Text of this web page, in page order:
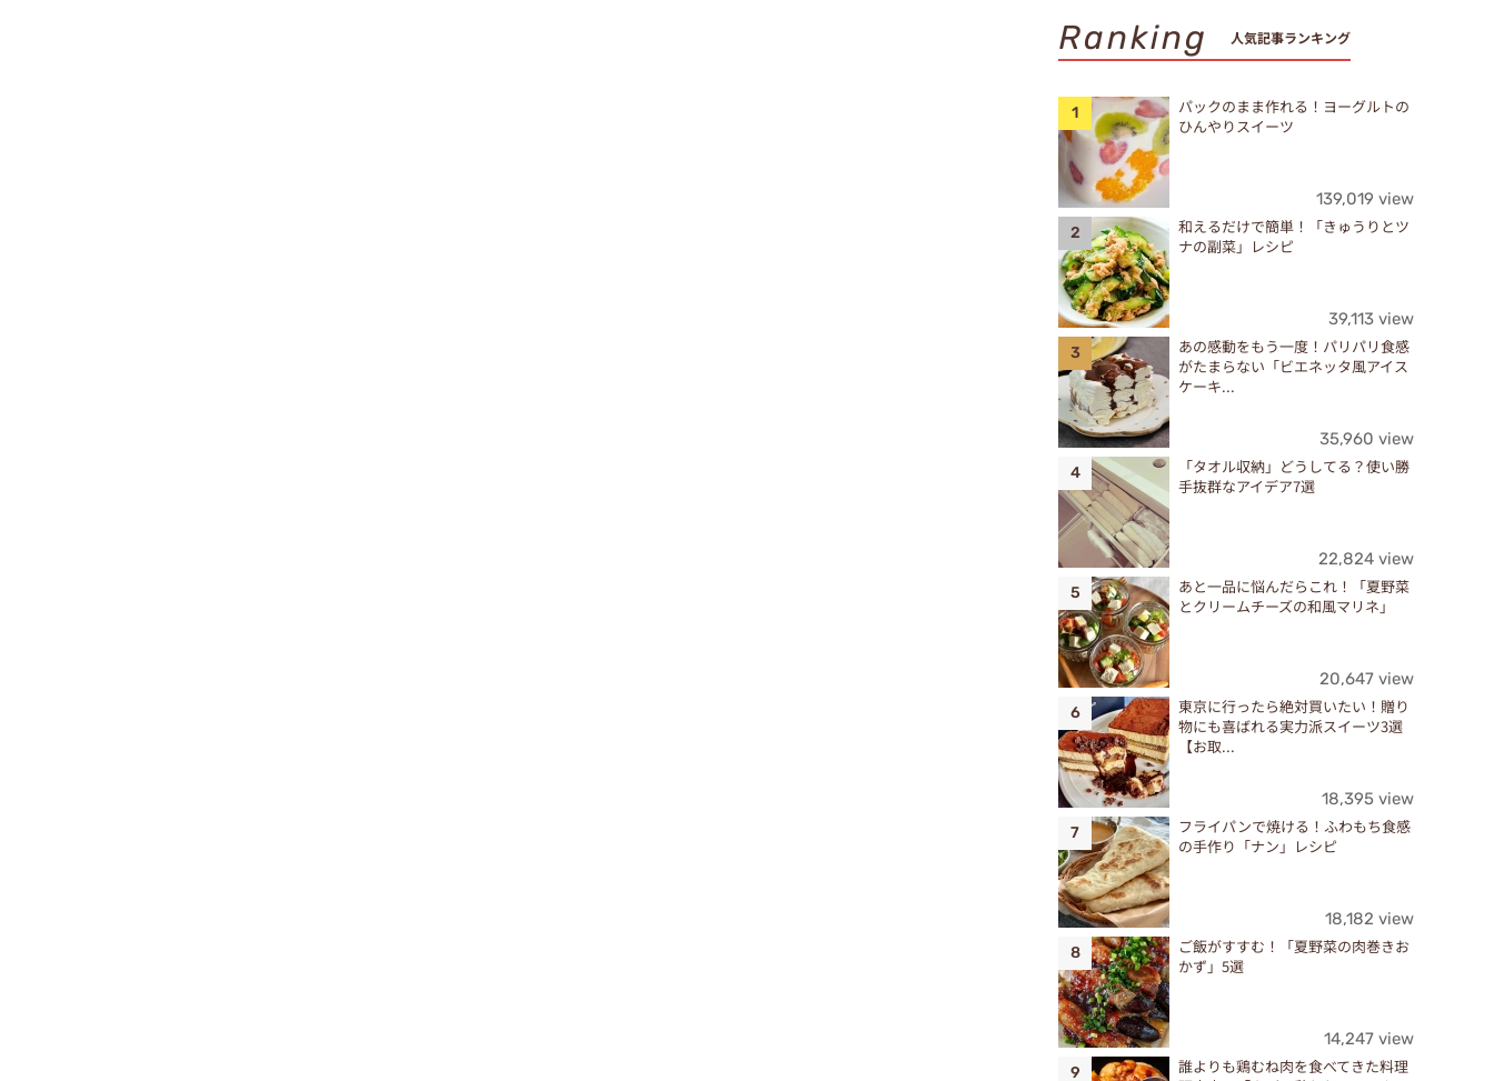
Ranking 人気記事ランキング
パックのまま作れる！ヨーグルトの
ひんやりスイーツ
139,019 view
和えるだけで簡単！「きゅうりとツ
ナの副菜」レシピ
39,113 view
あの感動をもう一度！パリパリ食感
がたまらない「ビエネッタ風アイス
ケーキ...
35,960 view
「タオル収納」どうしてる？使い勝
手抜群なアイデア7選
22,824 view
あと一品に悩んだらこれ！「夏野菜
とクリームチーズの和風マリネ」
20,647 view
東京に行ったら絶対買いたい！贈り
物にも喜ばれる実力派スイーツ3選
【お取...
18,395 view
フライパンで焼ける！ふわもち食感
の手作り「ナン」レシピ
18,182 view
ご飯がすすむ！「夏野菜の肉巻きお
かず」5選
14,247 view
誰よりも鶏むね肉を食べてきた料理